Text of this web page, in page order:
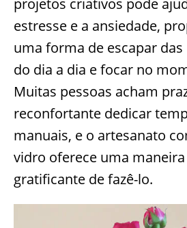
estresse e a ansiedade,
uma forma de escapar
do dia a dia e focar no
Muitas pessoas acham
reconfortante dedicar
manuais, e o artesanato
vidro oferece uma
gratificante de fazê-lo.